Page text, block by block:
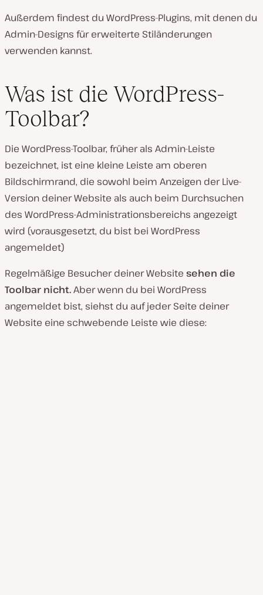
Außerdem findest du WordPress-Plugins, mit denen du
Admin-Designs für erweiterte Stiländerungen
verwenden kannst.
Was ist die WordPress-
Toolbar?
Die WordPress-Toolbar, früher als Admin-Leiste
bezeichnet, ist eine kleine Leiste am oberen
Bildschirmrand, die sowohl beim Anzeigen der Live-
Version deiner Website als auch beim Durchsuchen
des WordPress-Administrationsbereichs angezeigt
wird (vorausgesetzt, du bist bei WordPress
angemeldet)
Regelmäßige Besucher deiner Website sehen die
Toolbar nicht.Aber wenn du bei WordPress
angemeldet bist, siehst du auf jeder Seite deiner
Website eine schwebende Leiste wie diese: